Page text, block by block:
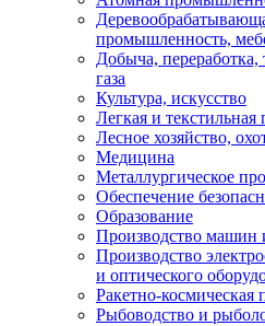
промышленность,
Добыча,
газа
Культура, искусство
Легкая и
Лесное хозяйство,
Медицина
Металлургическое
Обеспечение
Образование
Производство машин
Производство
и оптического
Ракетно-
Рыбоводство и